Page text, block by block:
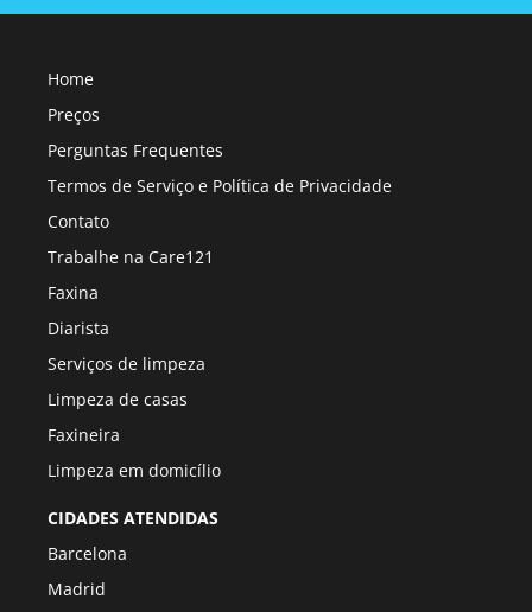
Home
Preços
Perguntas Frequentes
Termos de Serviço e Política de Privacidade
Contato
Trabalhe na Care121
Faxina
Diarista
Serviços de limpeza
Limpeza de casas
Faxineira
Limpeza em domicílio
CIDADES ATENDIDAS
Barcelona
Madrid